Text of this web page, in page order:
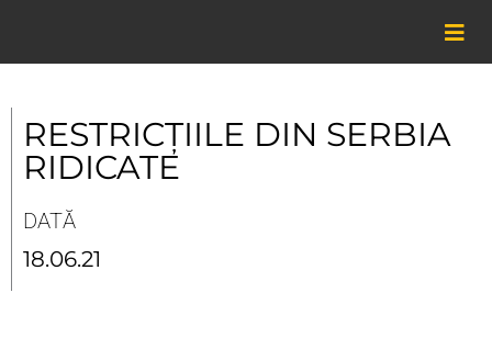
content
RESTRICȚIILE DIN SERBIA
RIDICATE
DATĂ
18.06.21